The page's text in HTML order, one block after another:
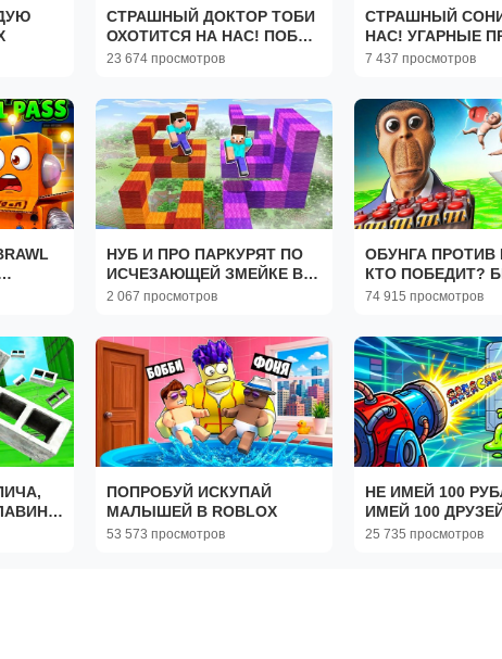
СТРАШНЫЙ ДОКТОР ТОБИ
ОХОТИТСЯ НА НАС! ПОБЕГ
ИЗ ЖУТКОЙ БОЛЬНИЦЫ В
23 674 просмотров
СТРАШНЫЙ
НАС! УГАРНЫЕ
Garry`s Mod
7 437 просмотров
НУБ И ПРО ПАРКУРЯТ ПО
ИСЧЕЗАЮЩЕЙ ЗМЕЙКЕ В
МАЙНКРАФТ ! НУБИК
2 067 просмотров
ОБУНГА ПРОТИВ
КТО ПОБЕДИТ?
ДОРОГА СМЕРТИ
74 915 просмотров
ПОПРОБУЙ ИСКУПАЙ
МАЛЫШЕЙ В ROBLOX
53 573 просмотров
НЕ ИМЕЙ 100
ИМЕЙ 100
25 735 просмотров